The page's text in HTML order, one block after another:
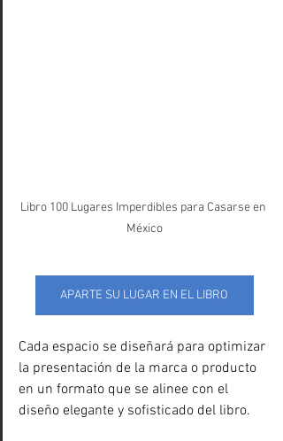
Libro 100 Lugares Imperdibles para Casarse en
México
APARTE SU LUGAR EN EL LIBRO
Cada espacio se diseñará para optimizar
la presentación de la marca o producto
en un formato que se alinee con el
diseño elegante y sofisticado del libro.